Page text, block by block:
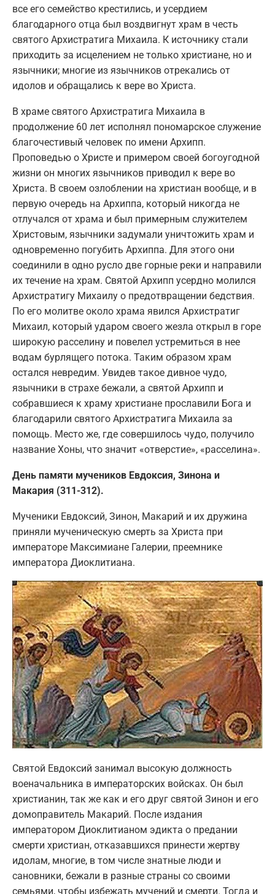
все его семейство крестились, и усердием
благодарного отца был воздвигнут храм в честь
святого Архистратига Михаила. К источнику стали
приходить за исцелением не только христиане, но и
язычники; многие из язычников отрекались от
идолов и обращались к вере во Христа.
В храме святого Архистратига Михаила в
продолжение 60 лет исполнял пономарское служение
благочестивый человек по имени Архипп.
Проповедью о Христе и примером своей богоугодной
жизни он многих язычников приводил к вере во
Христа. В своем озлоблении на христиан вообще, и в
первую очередь на Архиппа, который никогда не
отлучался от храма и был примерным служителем
Христовым, язычники задумали уничтожить храм и
одновременно погубить Архиппа. Для этого они
соединили в одно русло две горные реки и направили
их течение на храм. Святой Архипп усердно молился
Архистратигу Михаилу о предотвращении бедствия.
По его молитве около храма явился Архистратиг
Михаил, который ударом своего жезла открыл в горе
широкую расселину и повелел устремиться в нее
водам бурлящего потока. Таким образом храм
остался невредим. Увидев такое дивное чудо,
язычники в страхе бежали, а святой Архипп и
собравшиеся к храму христиане прославили Бога и
благодарили святого Архистратига Михаила за
помощь. Место же, где совершилось чудо, получило
название Хоны, что значит «отверстие», «расселина».
День памяти мучеников Евдоксия, Зинона и
Макария (311-312).
Мученики Евдоксий, Зинон, Макарий и их дружина
приняли мученическую смерть за Христа при
императоре Максимиане Галерии, преемнике
императора Диоклитиана.
Святой Евдоксий занимал высокую должность
военачальника в императорских войсках. Он был
христианин, так же как и его друг святой Зинон и его
домоправитель Макарий. После издания
императором Диоклитианом эдикта о предании
смерти христиан, отказавшихся принести жертву
идолам, многие, в том числе знатные люди и
сановники, бежали в разные страны со своими
семьями, чтобы избежать мучений и смерти. Тогда и